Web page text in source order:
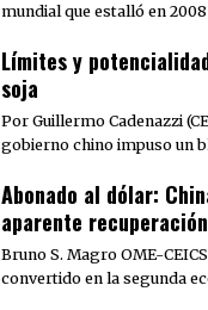
mundial que estalló en 2008
Límites y
soja
Por Guillermo Cadenazzi
gobierno chino impuso un
Abonado al dólar:
aparente
Bruno S. Magro OME-
convertido en la segunda